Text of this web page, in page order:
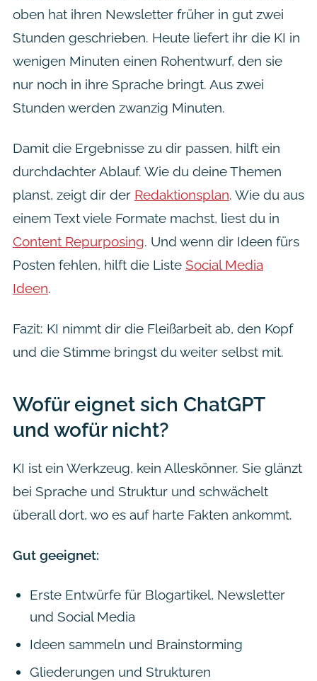
oben hat ihren Newsletter früher in gut zwei
Stunden geschrieben. Heute liefert ihr die KI in
wenigen Minuten einen Rohentwurf, den sie
nur noch in ihre Sprache bringt. Aus zwei
Stunden werden zwanzig Minuten.
Damit die Ergebnisse zu dir passen, hilft ein
durchdachter Ablauf. Wie du deine Themen
planst, zeigt dir der Redaktionsplan. Wie du aus
einem Text viele Formate machst, liest du in
Content Repurposing. Und wenn dir Ideen fürs
Posten fehlen, hilft die Liste Social Media
Ideen.
Fazit: KI nimmt dir die Fleißarbeit ab, den Kopf
und die Stimme bringst du weiter selbst mit.
Wofür eignet sich ChatGPT
und wofür nicht?
KI ist ein Werkzeug, kein Alleskönner. Sie glänzt
bei Sprache und Struktur und schwächelt
überall dort, wo es auf harte Fakten ankommt.
Gut geeignet:
Erste Entwürfe für Blogartikel, Newsletter
und Social Media
Ideen sammeln und Brainstorming
Gliederungen und Strukturen